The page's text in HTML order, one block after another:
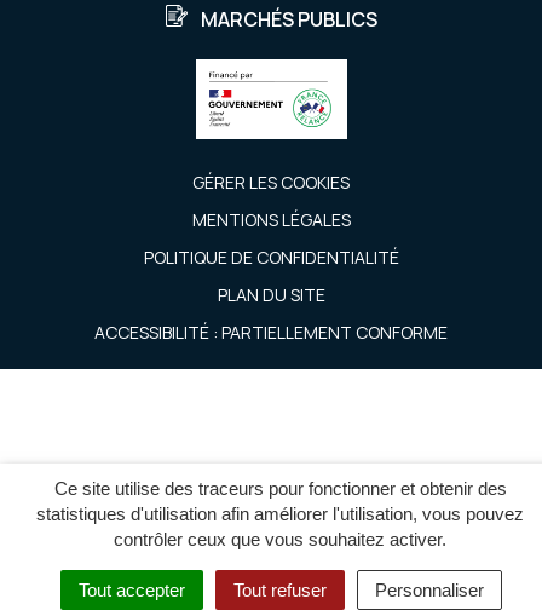
Ce site utilise des traceurs pour fonctionner et obtenir des
statistiques d'utilisation afin améliorer l'utilisation, vous pouvez
contrôler ceux que vous souhaitez activer.
Tout accepter Tout refuser Personnaliser
MARCHÉS PUBLICS
GÉRER LES COOKIES
MENTIONS LÉGALES
POLITIQUE DE CONFIDENTIALITÉ
PLAN DU SITE
ACCESSIBILITÉ : PARTIELLEMENT CONFORME